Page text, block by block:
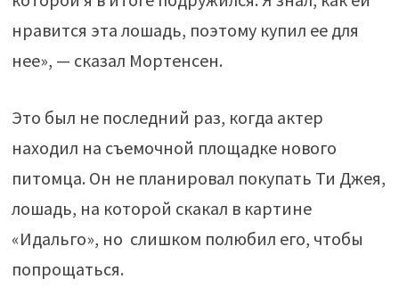
нравится эта лошадь, поэтому купил ее для
нее», — сказал Мортенсен.
Это был не последний раз, когда актер
находил на съемочной площадке нового
питомца. Он не планировал покупать Ти Джея,
лошадь, на которой скакал в картине
«Идальго», но слишком полюбил его, чтобы
попрощаться.